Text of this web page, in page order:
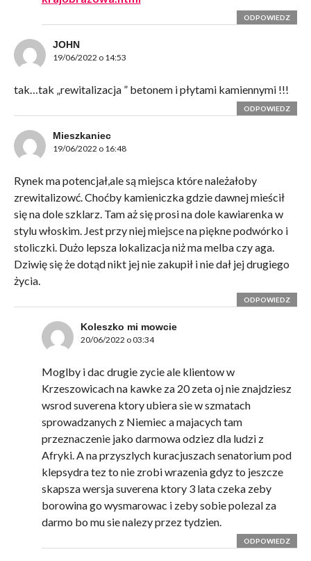
ODPOWIEDZ
JOHN
19/06/2022 o 14:53
tak…tak „rewitalizacja ” betonem i płytami kamiennymi !!!
ODPOWIEDZ
Mieszkaniec
19/06/2022 o 16:48
Rynek ma potencjał,ale są miejsca które należałoby
zrewitalizowć. Choćby kamieniczka gdzie dawnej mieścił
się na dole szklarz. Tam aż się prosi na dole kawiarenka w
stylu włoskim. Jest przy niej miejsce na piękne podwórko i
stoliczki. Dużo lepsza lokalizacja niż ma melba czy aga.
Dziwię się że dotąd nikt jej nie zakupił i nie dał jej drugiego
życia.
ODPOWIEDZ
Koleszko mi mowcie
20/06/2022 o 03:34
Moglby i dac drugie zycie ale klientow w
Krzeszowicach na kawke za 20 zeta oj nie znajdziesz
wsrod suverena ktory ubiera sie w szmatach
sprowadzanych z Niemiec a majacych tam
przeznaczenie jako darmowa odziez dla ludzi z
Afryki. A na przyszlych kuracjuszach senatorium pod
klepsydra tez to nie zrobi wrazenia gdyz to jeszcze
skapsza wersja suverena ktory 3 lata czeka zeby
borowina go wysmarowac i zeby sobie polezal za
darmo bo mu sie nalezy przez tydzien.
ODPOWIEDZ